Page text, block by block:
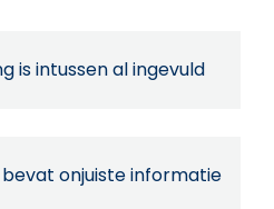
is intussen al ingevuld
onjuiste informatie